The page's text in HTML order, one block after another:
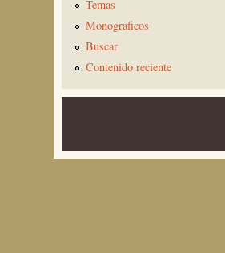
Temas
Monograficos
Buscar
Contenido reciente